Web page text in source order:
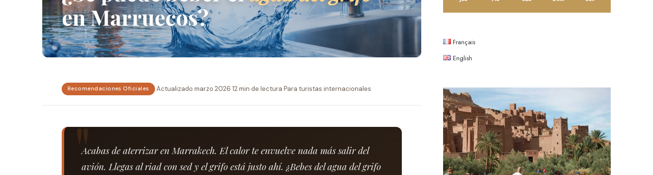
en Marruecos?
Recomendaciones Oficiales ·Actualizado marzo 2026·12 min de lectura·Para turistas internacionales
Acabas de aterrizar en Marrakech. El calor te envuelve nada más salir del
avión. Llegas al riad con sed y el grifo está justo ahí. ¿Bebes del agua del grifo
Français
English